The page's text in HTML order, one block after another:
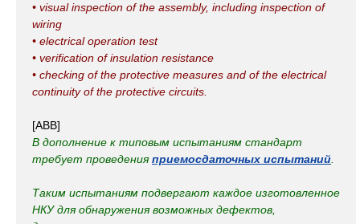
• visual inspection of the assembly, including inspection of
wiring
• electrical operation test
• verification of insulation resistance
• checking of the protective measures and of the electrical
continuity of the protective circuits.
[ABB]
В дополнение к типовым испытаниям стандарт
требует проведенияприемосдаточных испытаний
Таким испытаниям подвергают каждое изготовленное
НКУ для обнаружения возможных дефектов,